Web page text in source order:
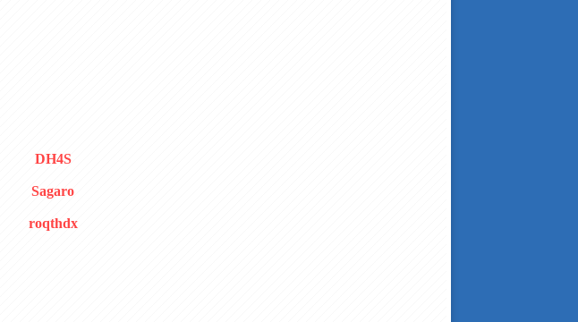
DH4S
Sagaro
roqthdx